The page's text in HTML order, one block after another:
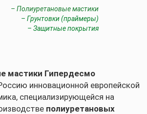
– Полиуретановые мастики
– Грунтовки (праймеры)
– Защитные покрытия
мастики Гипердесмо
инновационной европейской
специализирующейся на
полиуретановых